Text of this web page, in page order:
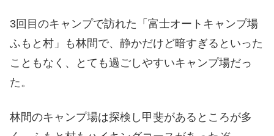
3回目のキャンプで訪れた「富士オートキャンプ場
ふもと村」も林間で、静かだけど暗すぎるといった
こともなく、とても過ごしやすいキャンプ場だっ
た。
林間のキャンプ場は探検し甲斐があるところが多